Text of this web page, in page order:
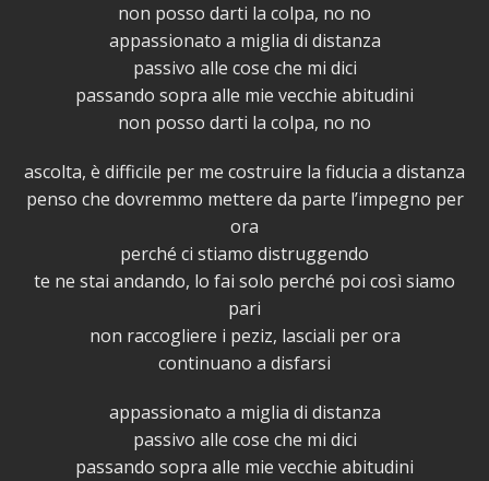
non posso darti la colpa, no no
appassionato a miglia di distanza
passivo alle cose che mi dici
passando sopra alle mie vecchie abitudini
non posso darti la colpa, no no
ascolta, è difficile per me costruire la fiducia a distanza
penso che dovremmo mettere da parte l’impegno per
ora
perché ci stiamo distruggendo
te ne stai andando, lo fai solo perché poi così siamo
pari
non raccogliere i peziz, lasciali per ora
continuano a disfarsi
appassionato a miglia di distanza
passivo alle cose che mi dici
passando sopra alle mie vecchie abitudini